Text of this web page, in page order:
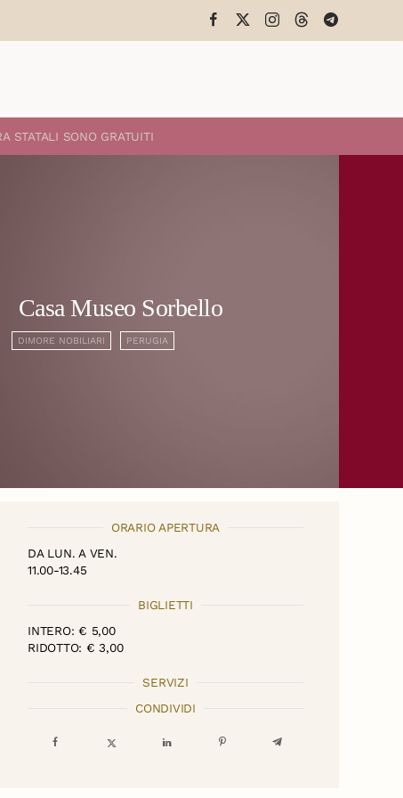
STATALI SONO GRATUITI
Casa Museo Sorbello
DIMORE NOBILIARI PERUGIA
ORARIO APERTURA
DA LUN. A VEN.
11.00-13.45
BIGLIETTI
INTERO: € 5,00
RIDOTTO: € 3,00
SERVIZI
CONDIVIDI